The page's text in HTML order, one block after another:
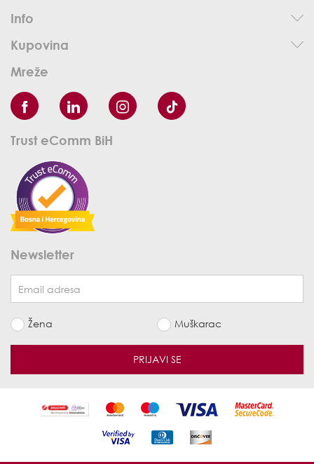
Info
Kupovina
Mreže
Trust eComm BiH
Newsletter
Žena Muškarac
PRIJAVI SE